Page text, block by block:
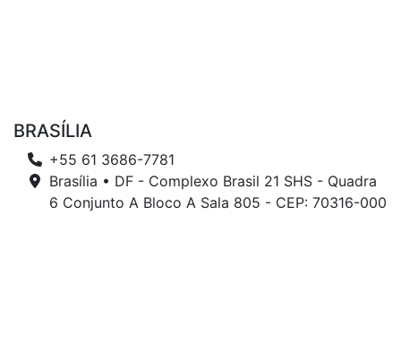
BRASÍLIA
+55 61 3686-7781
Brasília • DF - Complexo Brasil 21 SHS - Quadra
6 Conjunto A Bloco A Sala 805 - CEP: 70316-000